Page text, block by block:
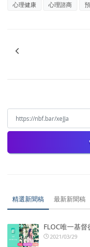
心理健康 心理諮商
精選新聞稿 最新新聞稿
FLOC唯一基
2021/03/29